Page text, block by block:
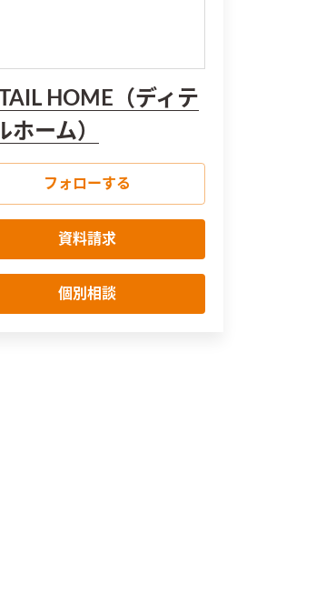
HOME（ディテ
ホーム）
フォローする
資料請求
個別相談